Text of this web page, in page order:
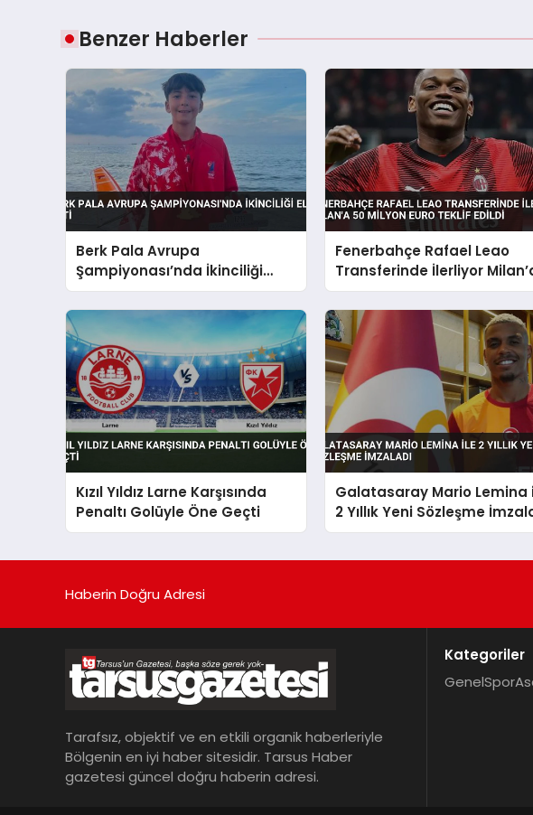
Benzer Haberler
Berk Pala Avrupa
Şampiyonası’nda İkinciliği
Elde Etti
Fenerbahçe Rafael Leao
Transferinde İlerliyor
50 Milyon Euro Teklif Edildi
Kızıl Yıldız Larne Karşısında
Penaltı Golüyle Öne Geçti
Galatasaray Mario Lemina
2 Yıllık Yeni Sözleşme
Haberin Doğru Adresi
Tarafsız, objektif ve en etkili organik haberleriyle
Bölgenin en iyi haber sitesidir. Tarsus Haber
gazetesi güncel doğru haberin adresi.
Kategoriler
GenelSpor